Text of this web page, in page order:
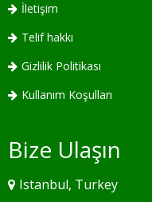
İletişim
Telif hakkı
Gizlilik Politikası
Kullanım Koşulları
Bize Ulaşın
Istanbul, Turkey